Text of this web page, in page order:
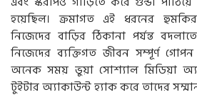
হয়েছিল। ক্রমাগত এই ধরনের হুমকির
নিজেদের বাড়ির ঠিকানা পর্যন্ত
নিজেদের ব্যক্তিগত জীবন সম্পূর্ণ গোপন
অনেক সময় ভুয়া সোশ্যাল মিডিয়া
টুইটার অ্যাকাউন্ট হ্যাক করে তাদের